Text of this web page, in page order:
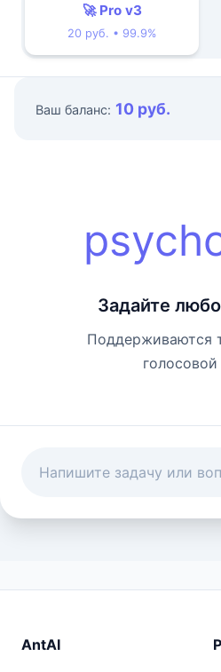
🚀 Pro v3
20 руб. • 99.9%
Ваш баланс: 10 руб.
Задайте
Поддерживаются
AntAI